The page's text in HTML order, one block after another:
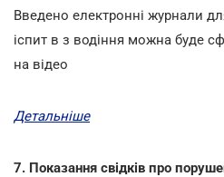
Введено електронні журнали
іспит в з водіння можна буде
на відео
Детальніше
7. Показання свідків про